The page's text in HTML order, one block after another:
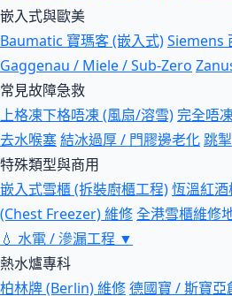
嵌入式與歐美
Baumatic 寶瑪客 (嵌入式)Siemens
Gaggenau / Miele / Sub-Zero
常見故障急救
上格凍下格唔凍 (風扇/溶雪)完全唔
去水喉塞結冰過厚 / 門膠邊老化跳
特殊類型與商用
嵌入式雪櫃 (拆裝廚櫃工程)恆溫紅
(Chest Freezer) 維修全港雪櫃維修
💧 水電 / 滲漏工程 ▼
熱水爐專科
柏林牌 (Berlin) 維修德國寶 / 斯寶亞